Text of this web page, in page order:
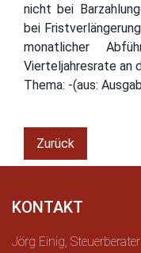
nicht bei
bei
monatlicher
Vierteljahresrate an
Thema: -(aus:
Zurück
KONTAKT
Jörg Einig, Steuerberater